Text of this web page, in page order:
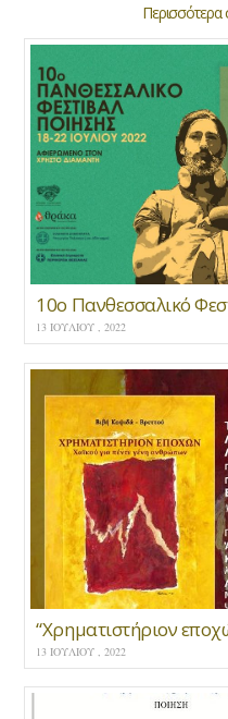
Περισσότερα
10ο Πανθεσσαλικό
13 ΙΟΥΛΊΟΥ , 2022
“Χρηματιστήριον
13 ΙΟΥΛΊΟΥ , 2022